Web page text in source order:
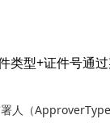
类型+证件号通
人（